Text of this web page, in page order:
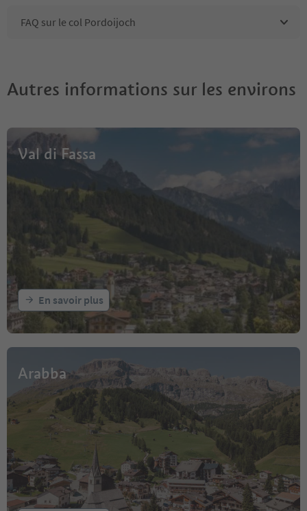
FAQ sur le col Pordoijoch
Autres informations sur les environs
Val di Fassa
En savoir plus
Arabba